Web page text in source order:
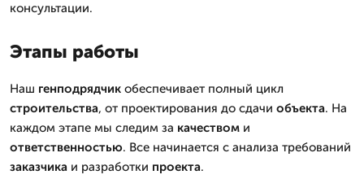
консультации.
Этапы работы
Наш генподрядчик обеспечивает полный цикл
строительства, от проектирования до сдачи объекта. На
каждом этапе мы следим за качеством и
ответственностью. Все начинается с анализа требований
заказчика и разработки проекта.